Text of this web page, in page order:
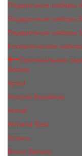
Подарочные наборы
Подарочные наборы
Подарочные наборы
Косметические
Оригинальная
Adidas
Ajmal
Antonio Banderas
Armaf
Armand Basi
Azzaro
Bruno Banani